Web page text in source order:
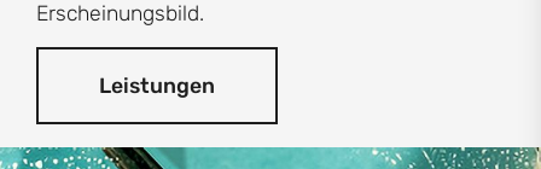
Erscheinungsbild.
Leistungen